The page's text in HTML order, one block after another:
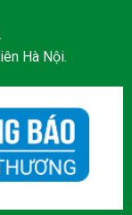
Hà Nội.